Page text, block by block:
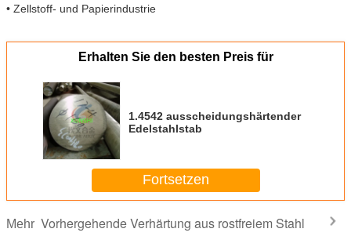
• Zellstoff- und Papierindustrie
Erhalten Sie den besten Preis für
1.4542 ausscheidungshärtender
Edelstahlstab
Fortsetzen
Mehr Vorhergehende Verhärtung aus rostfreiem Stahl